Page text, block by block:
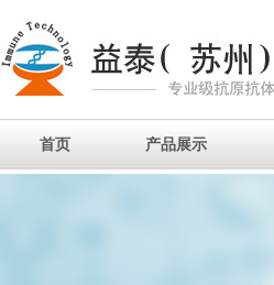
首页 产品展示